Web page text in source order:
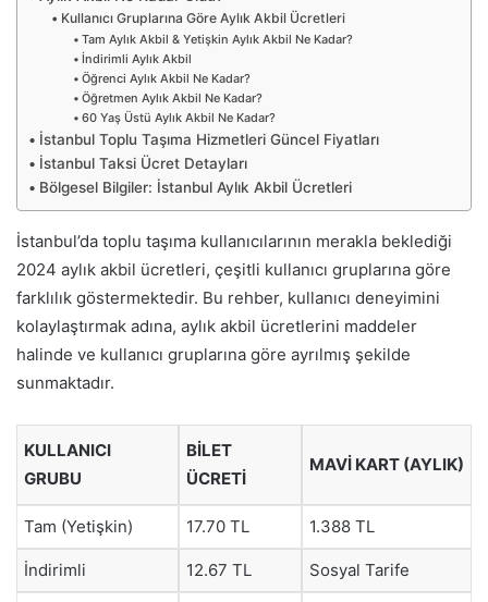
Kullanıcı Gruplarına Göre Aylık Akbil Ücretleri
Tam Aylık Akbil & Yetişkin Aylık Akbil Ne Kadar?
İndirimli Aylık Akbil
Öğrenci Aylık Akbil Ne Kadar?
Öğretmen Aylık Akbil Ne Kadar?
60 Yaş Üstü Aylık Akbil Ne Kadar?
İstanbul Toplu Taşıma Hizmetleri Güncel Fiyatları
İstanbul Taksi Ücret Detayları
Bölgesel Bilgiler: İstanbul Aylık Akbil Ücretleri
İstanbul’da toplu taşıma kullanıcılarının merakla beklediği
2024 aylık akbil ücretleri, çeşitli kullanıcı gruplarına göre
farklılık göstermektedir. Bu rehber, kullanıcı deneyimini
kolaylaştırmak adına, aylık akbil ücretlerini maddeler
halinde ve kullanıcı gruplarına göre ayrılmış şekilde
sunmaktadır.
KULLANICI
GRUBU
BILET
ÜCRETI
MAVI KART (AYLIK)
Tam (Yetişkin) 17.70 TL 1.388 TL
İndirimli 12.67 TL Sosyal Tarife